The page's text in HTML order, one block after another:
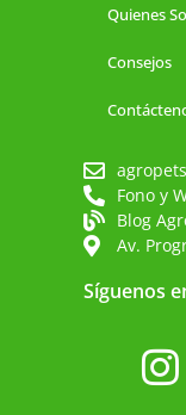
Quienes
Consejos
Fono y
Blog
Av.
Síguenos